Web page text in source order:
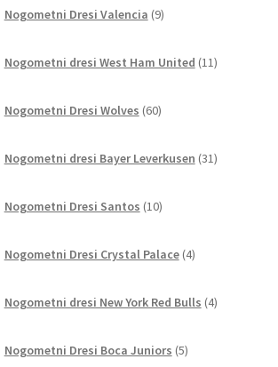
Nogometni Dresi Valencia 9izdelkov
Nogometni dresi West Ham United 11izdelkov
Nogometni Dresi Wolves 60izdelkov
Nogometni dresi Bayer Leverkusen 31izdelkov
Nogometni Dresi Santos 10izdelkov
Nogometni Dresi Crystal Palace 4izdelki
Nogometni dresi New York Red Bulls 4izdelki
Nogometni Dresi Boca Juniors 5izdelkov